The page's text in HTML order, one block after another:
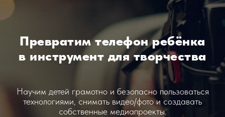
Превратим телефон ребёнка
в инструмент для творчества
Научим детей грамотно и безопасно пользоваться
технологиями, снимать видео/фото и создавать
собственные медиапроекты.